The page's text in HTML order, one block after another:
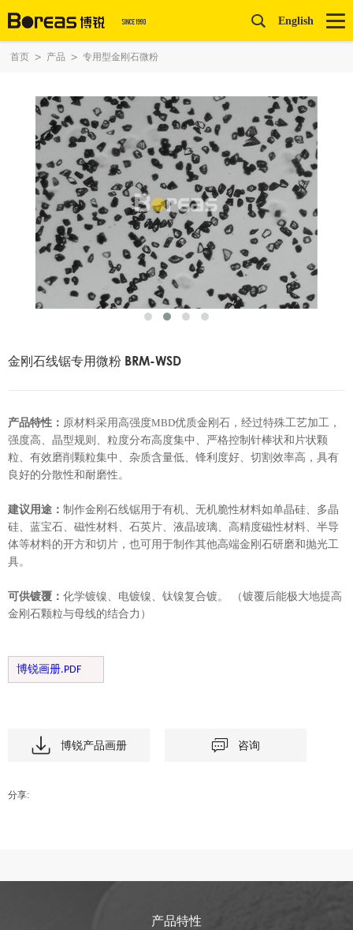
English
首页 > 产品 > 专用型金刚石微粉
金刚石线锯专用微粉 BRM-WSD
产品特性： 原材料采用高强度MBD优质金刚石，经过特殊工艺加工 ，
强度高、晶型规则、粒度分布高度集中、严格控制针棒状和片状颗
粒、有效磨削颗粒集中、杂质含量低、锋利度好、切割效率高 ， 具有
良好的分散性和耐磨性。
建议用途： 制作金刚石线锯用于有机、无机脆性材料如单晶硅、多晶
硅、蓝宝石、磁性材料、石英片、液晶玻璃、高精度磁性材料、半导
体等材料的开方和切片，也可用于制作其他高端金刚石研磨和抛光工
具。
可供镀覆： 化学镀镍、电镀镍、钛镍复合镀。 （镀覆后能极大地提高
金刚石颗粒与母线的结合力 ）
博锐画册.PDF
博锐产品画册 咨询
分享:
产品特性